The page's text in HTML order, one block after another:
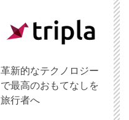
革新的なテクノロジー
で最高のおもてなしを
旅行者へ